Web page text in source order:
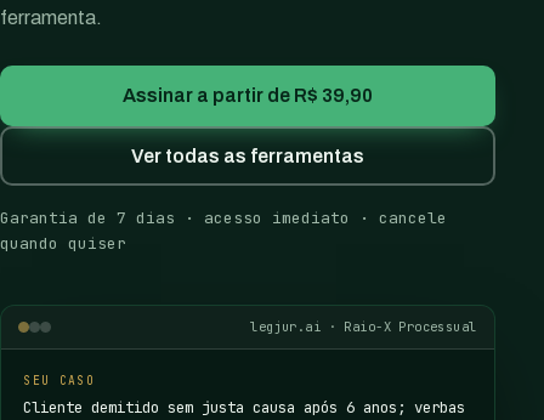
ferramenta.
Assinar a partir de R$ 39,90
Ver todas as ferramentas
Garantia de 7 dias · acesso imediato · cancele
quando quiser
legjur.ai · Raio-X Processual
SEU CASO
Cliente demitido sem justa causa após 6 anos; verbas